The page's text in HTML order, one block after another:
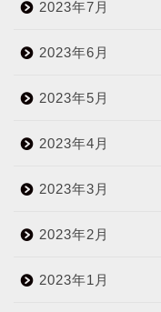
2023年7月
2023年6月
2023年5月
2023年4月
2023年3月
2023年2月
2023年1月